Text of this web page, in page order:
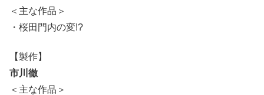
＜主な作品＞
・桜田門内の変!?
【製作】
市川徹
＜主な作品＞